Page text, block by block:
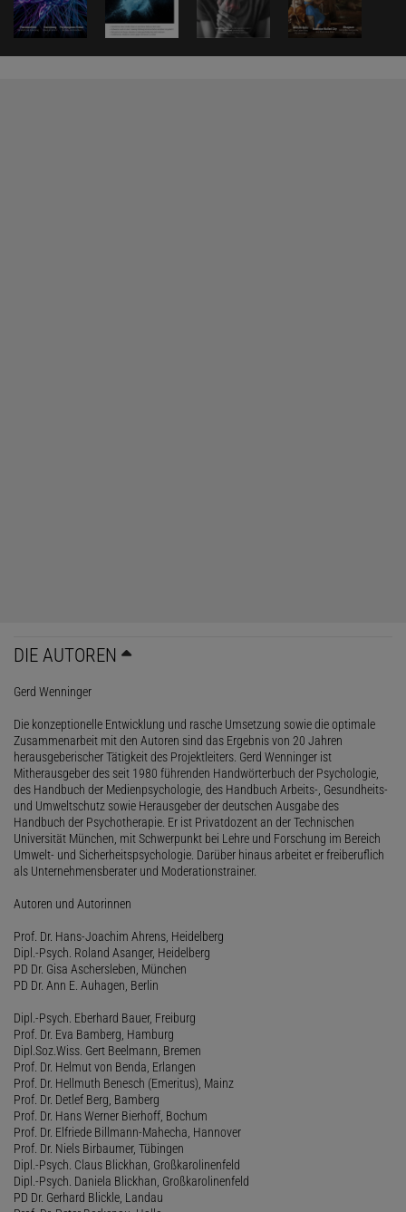
DIE AUTOREN
Gerd Wenninger
Die konzeptionelle Entwicklung und rasche Umsetzung sowie die optimale
Zusammenarbeit mit den Autoren sind das Ergebnis von 20 Jahren
herausgeberischer Tätigkeit des Projektleiters. Gerd Wenninger ist
Mitherausgeber des seit 1980 führenden Handwörterbuch der Psychologie,
des Handbuch der Medienpsychologie, des Handbuch Arbeits-, Gesundheits-
und Umweltschutz sowie Herausgeber der deutschen Ausgabe des
Handbuch der Psychotherapie. Er ist Privatdozent an der Technischen
Universität München, mit Schwerpunkt bei Lehre und Forschung im Bereich
Umwelt- und Sicherheitspsychologie. Darüber hinaus arbeitet er freiberuflich
als Unternehmensberater und Moderationstrainer.
Autoren und Autorinnen
Prof. Dr. Hans-Joachim Ahrens, Heidelberg
Dipl.-Psych. Roland Asanger, Heidelberg
PD Dr. Gisa Aschersleben, München
PD Dr. Ann E. Auhagen, Berlin
Dipl.-Psych. Eberhard Bauer, Freiburg
Prof. Dr. Eva Bamberg, Hamburg
Dipl.Soz.Wiss. Gert Beelmann, Bremen
Prof. Dr. Helmut von Benda, Erlangen
Prof. Dr. Hellmuth Benesch (Emeritus), Mainz
Prof. Dr. Detlef Berg, Bamberg
Prof. Dr. Hans Werner Bierhoff, Bochum
Prof. Dr. Elfriede Billmann-Mahecha, Hannover
Prof. Dr. Niels Birbaumer, Tübingen
Dipl.-Psych. Claus Blickhan, Großkarolinenfeld
Dipl.-Psych. Daniela Blickhan, Großkarolinenfeld
PD Dr. Gerhard Blickle, Landau